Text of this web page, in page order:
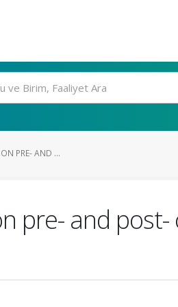
PRE- AND ...
pre- and